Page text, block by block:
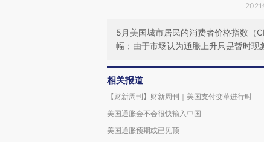
2021
5月美国城市居民的消费者价格指数（
幅；由于市场认为通胀上升只是暂时
相关报道
【财新周刊】财新周刊｜美国支付变革进行时
美国通胀会不会很快输入中国
美国通胀预期或已见顶